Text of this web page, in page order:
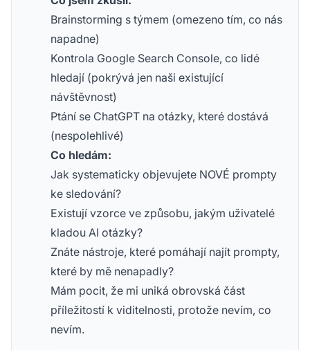
Brainstorming s týmem (omezeno tím, co nás
napadne)
Kontrola Google Search Console, co lidé
hledají (pokrývá jen naši existující
návštěvnost)
Ptání se ChatGPT na otázky, které dostává
(nespolehlivé)
Co hledám:
Jak systematicky objevujete NOVÉ prompty
ke sledování?
Existují vzorce ve způsobu, jakým uživatelé
kladou AI otázky?
Znáte nástroje, které pomáhají najít prompty,
které by mě nenapadly?
Mám pocit, že mi uniká obrovská část
příležitostí k viditelnosti, protože nevím, co
nevím.